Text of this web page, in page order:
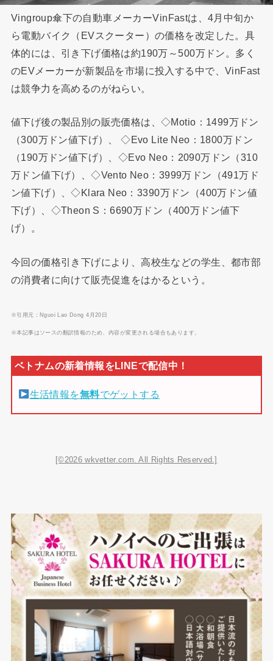
Vingroup傘下の自動車メーカーVinFastは、4月中旬か
ら電動バイク（EVスクーター）の価格を改定した。具
体的には、引き下げ価格は約190万～500万ドン。多く
のEVメーカーが新製品を市場に投入する中で、VinFast
は競争力を高めるのがねらい。
値下げ後の製品別の販売価格は、◇Motio：1499万ドン
（300万ドン値下げ）、 ◇Evo Lite Neo：1800万ドン
（190万ドン値下げ）、◇Evo Neo：2090万ドン（310
万ドン値下げ）、◇Vento Neo：3999万ドン（491万ド
ン値下げ）、◇Klara Neo：3390万ドン（400万ドン値
下げ）、◇Theon S：6690万ドン（400万ドン値下
げ）。
今回の価格引き下げにより、高校生などの学生、都市部
の消費者に向けて販売促進をはかるという。
※引用元：Nguoi Lao Dong 4月20日
※本記事はソースの翻訳情報のため、内容が変更される場合もあります。
生活情報を無料でゲットする
[©2026 wkvetter.com. All Rights Reserved.]